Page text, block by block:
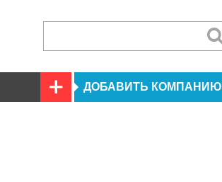
ДОБАВИТЬ КОМПАНИЮ